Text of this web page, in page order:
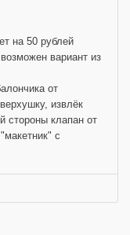
на 50 рублей
вариант из
от
извлёк
стороны клапан от
с